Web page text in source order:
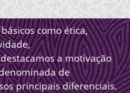
como ética,
a motivação
de
principais diferenciais.